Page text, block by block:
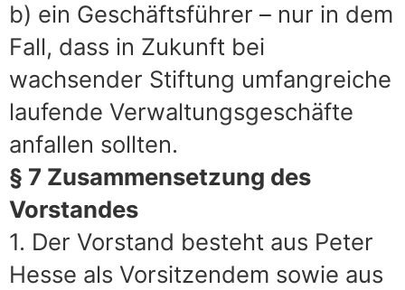
b) ein Geschäftsführer – nur in dem
Fall, dass in Zukunft bei
wachsender Stiftung umfangreiche
laufende Verwaltungsgeschäfte
anfallen sollten.
§ 7 Zusammensetzung des
Vorstandes
1. Der Vorstand besteht aus Peter
Hesse als Vorsitzendem sowie aus